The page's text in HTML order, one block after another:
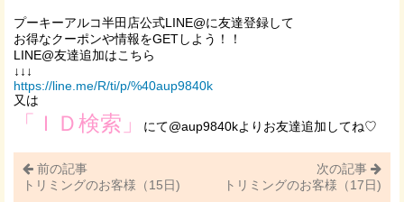
プーキーアルコ半田店公式LINE@に友達登録して
お得なクーポンや情報をGETしよう！！
LINE@友達追加はこちら
↓↓↓
https://line.me/R/ti/p/%40aup9840k
又は
「ＩＤ検索」 にて@aup9840kよりお友達追加してね♡
前の記事
トリミングのお客様（15日)
次の記事
トリミングのお客様（17日)